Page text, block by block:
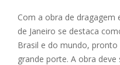
Com a obra de
de Janeiro se destaca
Brasil e do mundo,
grande porte. A obra